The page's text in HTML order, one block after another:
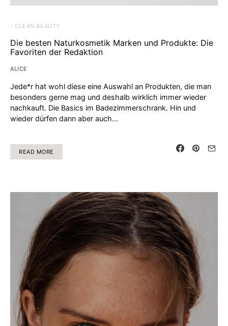
- CLEAN BEAUTY
Die besten Naturkosmetik Marken und Produkte: Die
Favoriten der Redaktion
ALICE
Jede*r hat wohl diese eine Auswahl an Produkten, die man
besonders gerne mag und deshalb wirklich immer wieder
nachkauft. Die Basics im Badezimmerschrank. Hin und
wieder dürfen dann aber auch…
READ MORE